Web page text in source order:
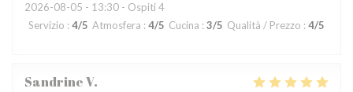
2026-08-05 - 13:30 - Ospiti 4
Servizio : 4/5 Atmosfera : 4/5 Cucina : 3/5 Qualità / Prezzo : 4/5
SandrineV